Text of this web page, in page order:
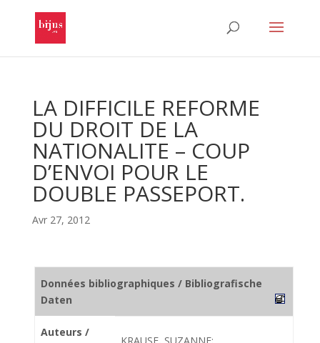
LA DIFFICILE REFORME
DU DROIT DE LA
NATIONALITE – COUP
D’ENVOI POUR LE
DOUBLE PASSEPORT.
Avr 27, 2012
Données bibliographiques / Bibliografische
Daten
Auteurs /